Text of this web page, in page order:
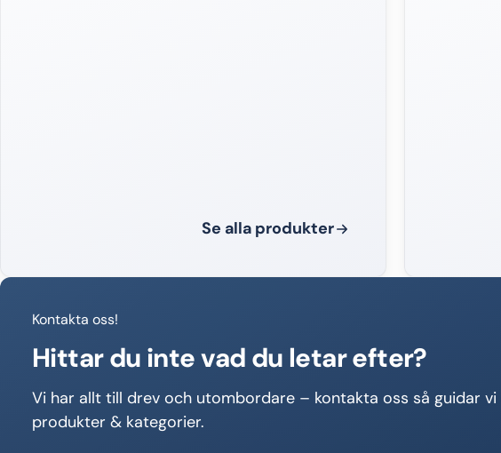
Se alla produkter
Kontakta oss!
Hittar du inte vad du letar efter?
Vi har allt till drev och utombordare – kontakta oss så guidar
produkter & kategorier.